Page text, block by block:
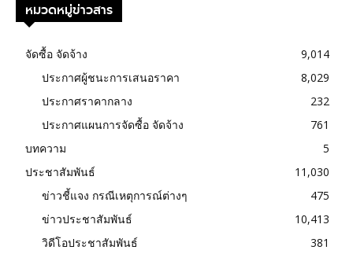
หมวดหมู่ข่าวสาร
จัดซื้อ จัดจ้าง
9,014
ประกาศผู้ชนะการเสนอราคา
8,029
ประกาศราคากลาง
232
ประกาศแผนการจัดซื้อ จัดจ้าง
761
บทความ
5
ประชาสัมพันธ์
11,030
ข่าวชี้แจง กรณีเหตุการณ์ต่างๆ
475
ข่าวประชาสัมพันธ์
10,413
วิดีโอประชาสัมพันธ์
381